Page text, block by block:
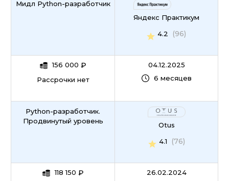
Мидл Python-разработчик
156 000 ₽
Рассрочки нет
Яндекс Практикум
4.2
(96)
04.12.2025
6 месяцев
Python-разработчик.
Продвинутый уровень
118 150 ₽
Otus
4.1
(76)
26.02.2024